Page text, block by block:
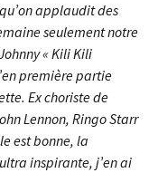
applaudit des
seulement notre
« Kili Kili
première partie
Ex choriste de
Lennon, Ringo Starr
est bonne, la
inspirante, j’en ai